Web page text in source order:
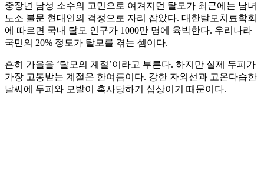
중장년 남성 소수의 고민으로 여겨지던 탈모가 최근에는 남녀
노소 불문 현대인의 걱정으로 자리 잡았다. 대한탈모치료학회
에 따르면 국내 탈모 인구가 1000만 명에 육박한다. 우리나라
국민의 20% 정도가 탈모를 겪는 셈이다.
흔히 가을을 ‘탈모의 계절’이라고 부른다. 하지만 실제 두피가
가장 고통받는 계절은 한여름이다. 강한 자외선과 고온다습한
날씨에 두피와 모발이 혹사당하기 십상이기 때문이다.